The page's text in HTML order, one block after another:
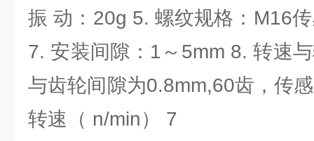
振 动：20g 5. 螺纹规格：M16
7. 安装间隙：1～5mm 8. 转速
与齿轮间隙为0.8mm,60齿，传
转速（ n/min） 7